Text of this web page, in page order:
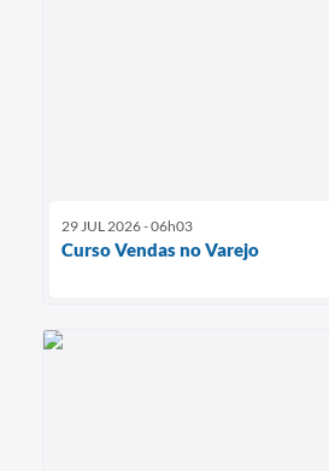
29 JUL 2026 - 06h03
Curso Vendas no Varejo